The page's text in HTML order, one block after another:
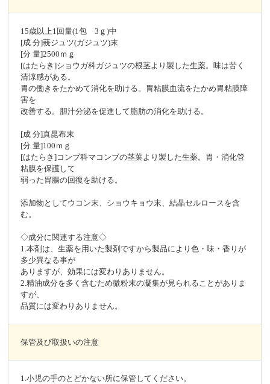
15歳以上1回量(1包 3ｇ)中
[成 分]莪ジュツ(ガジュツ)末
[分 量]2500ｍｇ
[はたらき]ショウガ科ガジュツの根茎より製した生薬。味は苦く
清涼感がある。
胃の働きをたかめて消化を助ける。胃粘膜血流をたかめ胃粘膜障
害を
改善する。胆汁分泌を促進して脂肪の消化を助ける。
[成 分]真昆布末
[分 量]100ｍｇ
[はたらき]コンブ科マコンブの茎葉より製した生薬。胃・消化管
粘膜を保護して
弱った胃腸の回復を助ける。
添加物としてウコン末、ショウキョウ末、結晶セルロースを含
む。
◇成分に関連する注意◇
1.本剤は、生薬を用いた製剤ですから製品により色・味・香りが
多少異なる事が
ありますが、効果には変わりありません。
2.精油成分を多く含むため微粉末の凝集が見られることがありま
すが、
品質には変わりありません。
保管及び取扱いの注意
1.小児の手のとどかない所に保管してください。